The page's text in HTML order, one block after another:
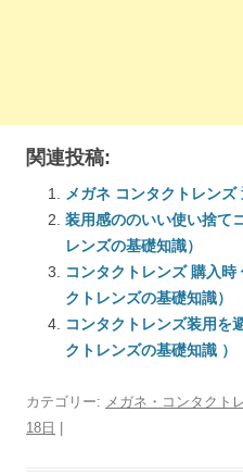
関連投稿:
メガネ コンタクトレンズ
装用感ののいい使い捨て
レンズの基礎知識）
コンタクトレンズ 購入
クトレンズの基礎知識）
コンタクトレンズ装用を
クトレンズの基礎知識 ）
カテゴリー: メガネ・コンタクト
18日